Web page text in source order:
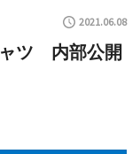
2021.06.08
ツ 内部公開